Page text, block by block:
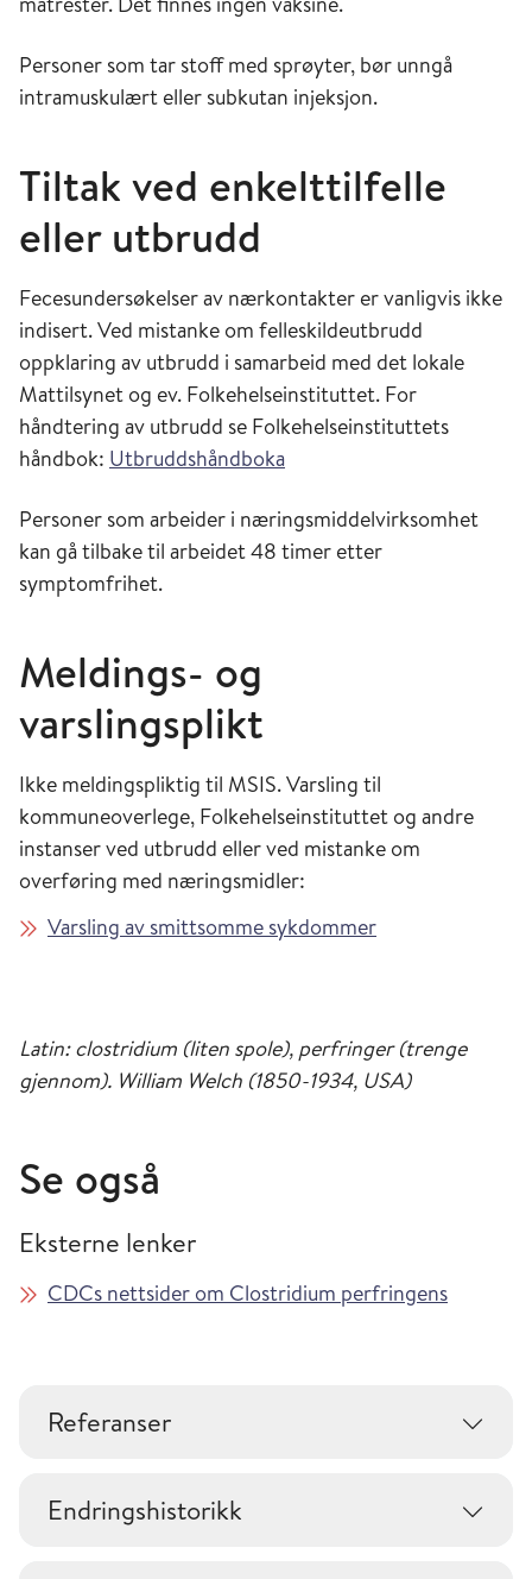
Personer som tar stoff med sprøyter, bør unngå
intramuskulært eller subkutan injeksjon.
Tiltak ved enkelttilfelle
eller utbrudd
Fecesundersøkelser av nærkontakter er vanligvis ikke
indisert. Ved mistanke om felleskildeutbrudd
oppklaring av utbrudd i samarbeid med det lokale
Mattilsynet og ev. Folkehelseinstituttet. For
håndtering av utbrudd se Folkehelseinstituttets
håndbok: Utbruddshåndboka
Personer som arbeider i næringsmiddelvirksomhet
kan gå tilbake til arbeidet 48 timer etter
symptomfrihet.
Meldings- og
varslingsplikt
Ikke meldingspliktig til MSIS. Varsling til
kommuneoverlege, Folkehelseinstituttet og andre
instanser ved utbrudd eller ved mistanke om
overføring med næringsmidler:
Varsling av smittsomme sykdommer
Latin: clostridium (liten spole), perfringer (trenge
gjennom). William Welch (1850-1934, USA)
Se også
Eksterne lenker
CDCs nettsider om Clostridium perfringens
Referanser
Endringshistorikk